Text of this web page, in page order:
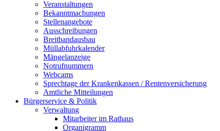
Veranstaltungen
Bekanntmachungen
Stellenangebote
Ausschreibungen
Breitbandausbau
Müllabfuhrkalender
Mängelanzeige
Notrufnummern
Webcams
Sprechtage der Krankenkassen / Rentenversicherung
Amtliche Mitteilungen
Bürgerservice & Politik
Verwaltung
Mitarbeiter im Rathaus
Organigramm